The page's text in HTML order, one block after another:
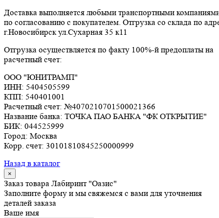
Доставка выполняется любыми транспортными
по согласованию с покупателем. Отгрузка со склада по
г.Новосибирск ул.Сухарная 35 к11
Отгрузка осуществляется по факту 100%-й предоплаты на
расчетный счет:
ООО "ЮНИТРАМП"
ИНН: 5404505599
КПП: 540401001
Расчетный счет: №4070210701500021366
Название банка: ТОЧКА ПАО БАНКА "ФК ОТКРЫТИЕ"
БИК: 044525999
Город: Москва
Корр. счет: 30101810845250000999
Назад в каталог
×
Заказ товара Лабиринт "Оазис"
Заполните форму и мы свяжемся с вами для уточнения
деталей заказа
Ваше имя